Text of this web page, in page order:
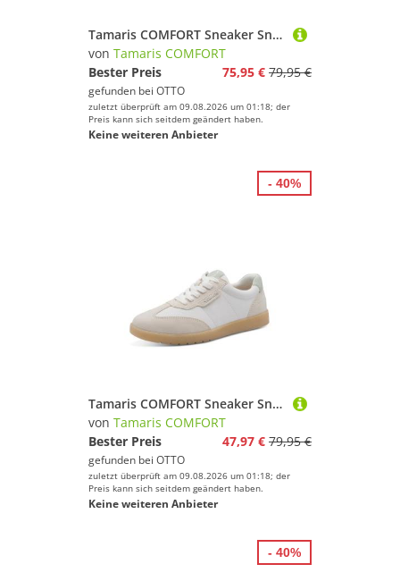
Tamaris COMFORT Sneaker Sneaker
von Tamaris COMFORT
Bester Preis
75,95 € 79,95 €
gefunden bei OTTO
zuletzt überprüft am 09.08.2026 um 01:18; der
Preis kann sich seitdem geändert haben.
Keine weiteren Anbieter
Tamaris COMFORT Sneaker Sneaker
von Tamaris COMFORT
Bester Preis
47,97 € 79,95 €
gefunden bei OTTO
zuletzt überprüft am 09.08.2026 um 01:18; der
Preis kann sich seitdem geändert haben.
Keine weiteren Anbieter
- 40%
- 40%